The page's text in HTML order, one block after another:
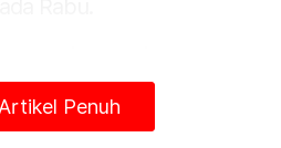
hasil rampasan
membanteras
Penuh